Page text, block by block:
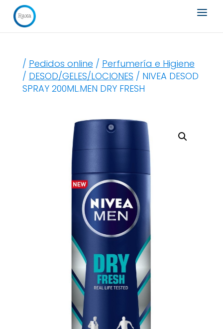
Búsqueda
de
productos
/ Pedidos online / Perfumería e Higiene
/ DESOD/GELES/LOCIONES / NIVEA DESOD
SPRAY 200ML.MEN DRY FRESH